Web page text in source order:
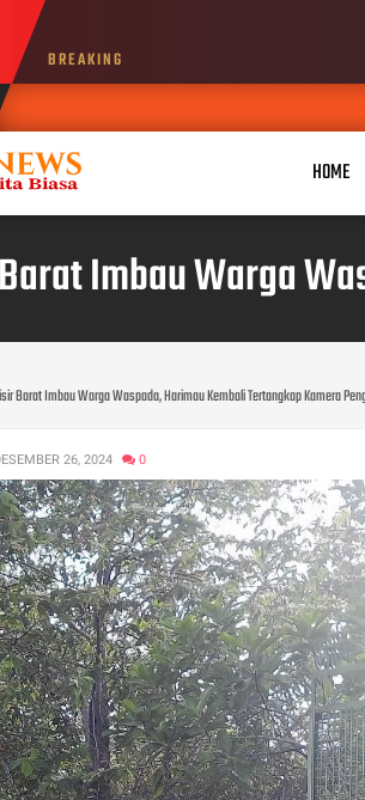
BREAKING
HOME
Imbau Warga
Barat Imbau Warga Waspada, Harimau Kembali Tertangkap Kamera
26, 2024 0